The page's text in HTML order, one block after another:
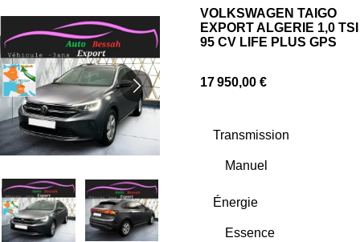
VOLKSWAGEN TAIGO
EXPORT ALGERIE 1,0 TSI
95 CV LIFE PLUS GPS
17 950,00 €
Transmission
Énergie